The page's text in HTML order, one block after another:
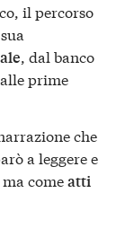
il percorso
, dal banco
prime
che
a leggere e
comeatti